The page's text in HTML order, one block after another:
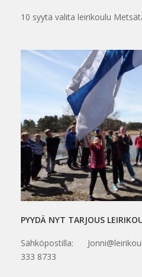
10 syytä valita leirikoulu
PYYDÄ NYT TARJOUS
Sähköpostilla:
333 8733